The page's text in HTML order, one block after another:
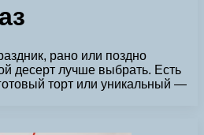
рано или поздно
десерт лучше выбрать. Есть
торт или уникальный —